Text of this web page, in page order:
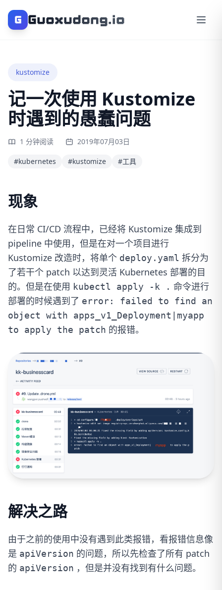
G Guoxudong.io
kustomize
记一次使用 Kustomize
时遇到的愚蠢问题
1 分钟阅读 2019年07月03日
#kubernetes #kustomize #工具
现象
在日常 CI/CD 流程中，已经将 Kustomize 集成到
pipeline 中使用，但是在对一个项目进行
Kustomize 改造时，将单个 deploy.yaml 拆分为
了若干个 patch 以达到灵活 Kubernetes 部署的目
的。但是在使用 kubectl apply -k . 命令进行
部署的时候遇到了 error: failed to find an
object with apps_v1_Deployment|myapp
to apply the patch 的报错。
解决之路
由于之前的使用中没有遇到此类报错，看报错信息像
是 apiVersion 的问题，所以先检查了所有 patch
的 apiVersion ，但是并没有找到有什么问题。